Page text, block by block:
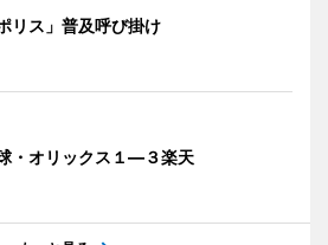
リス」普及呼び掛け
・オリックス１―３楽天